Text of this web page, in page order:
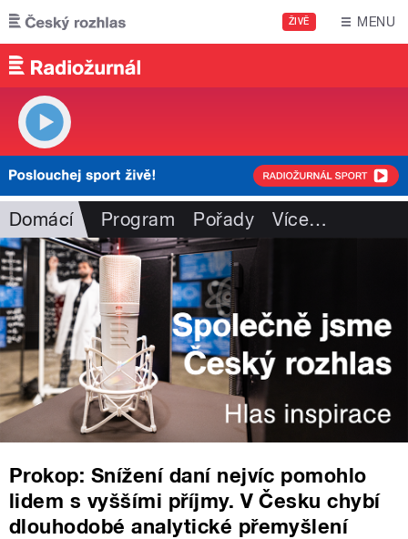
Přejít k hlavnímu obsahu
ŽIVĚ MENU
Domácí Program Pořady Více…
Prokop: Snížení daní nejvíc pomohlo
lidem s vyššími příjmy. V Česku chybí
dlouhodobé analytické přemyšlení